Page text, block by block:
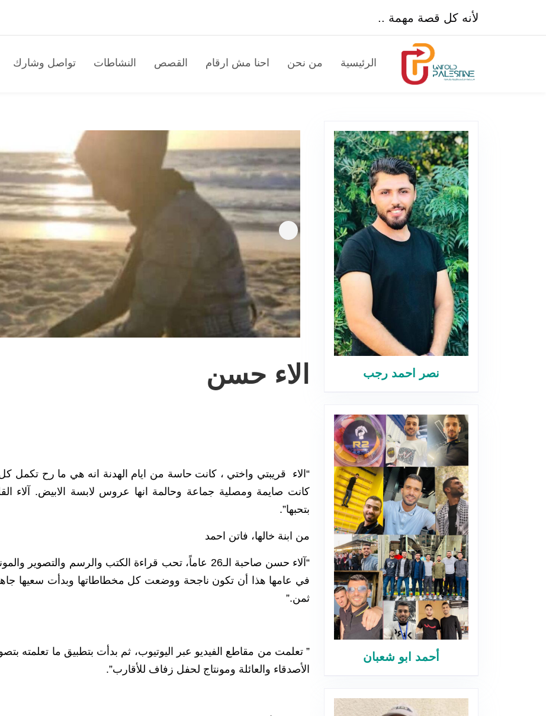
لأنه كل قصة مهمة ..
الرئيسية من نحن احنا مش ارقام القصص النشاطات تواصل وشارك
نصر احمد رجب
أحمد ابو شعبان
الاء حسن
“الاء قريبتي واختي ، كانت حاسة من ايام الهدنة انه هي ما رح تكمل
كانت صايمة ومصلية جماعة وحالمة انها عروس لابسة الابيض. آلاء
بتحبها”.
من ابنة خالها، فاتن احمد
“آلاء حسن صاحبة الـ26 عاماً، تحب قراءة الكتب والرسم
في عامها هذا أن تكون ناجحة ووضعت كل مخطاطاتها وبدأت سعيها
ثمن.”
” تعلمت من مقاطع الفيديو عبر اليوتيوب، ثم بدأت بتطبيق ما تعلمته
الأصدقاء والعائلة ومونتاج لحفل زفاف للأقارب”.